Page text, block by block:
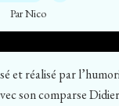
Par Nico
et réalisé par
son comparse